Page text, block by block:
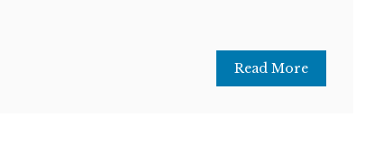
Read More